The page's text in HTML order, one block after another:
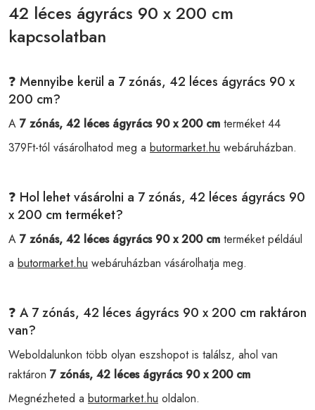
42 léces ágyrács 90 x 200 cm
kapcsolatban
❓ Mennyibe kerül a 7 zónás, 42 léces ágyrács 90 x
200 cm?
A 7 zónás, 42 léces ágyrács 90 x 200 cm terméket 44
379Ft-tól vásárolhatod meg a butormarket.hu webáruházban.
❓ Hol lehet vásárolni a 7 zónás, 42 léces ágyrács 90
x 200 cm terméket?
A 7 zónás, 42 léces ágyrács 90 x 200 cm terméket például
a butormarket.hu webáruházban vásárolhatja meg.
❓ A 7 zónás, 42 léces ágyrács 90 x 200 cm raktáron
van?
Weboldalunkon több olyan eszshopot is találsz, ahol van
raktáron 7 zónás, 42 léces ágyrács 90 x 200 cm
Megnézheted a butormarket.hu oldalon.